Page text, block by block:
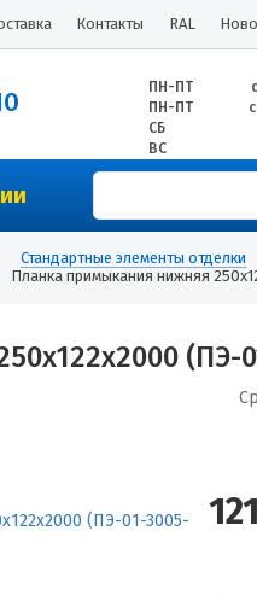
Контакты RAL
ПН-ПТ
ПН-ПТ
СБ
ВС
Стандартные элементы отделки
Планка примыкания нижняя
(ПЭ-